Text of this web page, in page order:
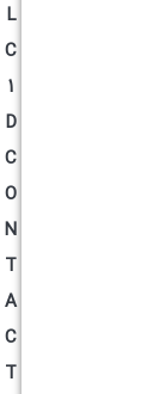
L
C
1
D
C
O
N
T
A
C
T